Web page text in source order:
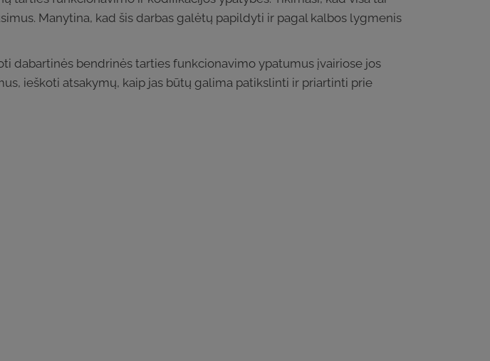
Manytina, kad šis darbas galėtų papildyti ir pagal kalbos lygmenis
dabartinės bendrinės tarties funkcionavimo ypatumus įvairiose jos
ieškoti atsakymų, kaip jas būtų galima patikslinti ir priartinti prie